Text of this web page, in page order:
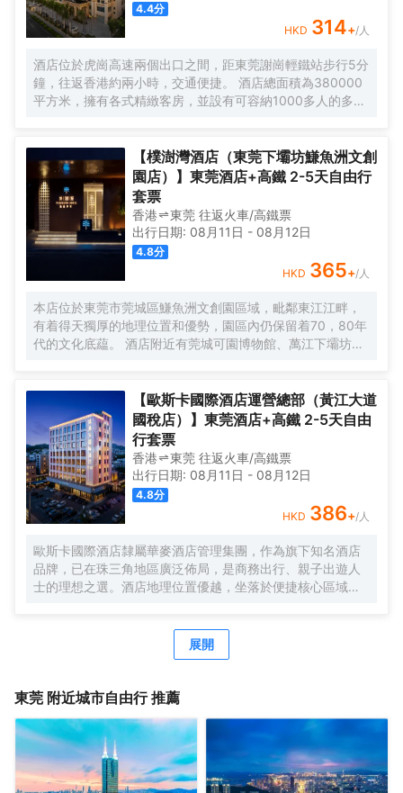
4.4分
HKD 314+/人
酒店位於虎崗高速兩個出口之間，距東莞謝崗輕鐵站步行5分
鐘，往返香港約兩小時，交通便捷。 酒店總面積為380000
平方米，擁有各式精緻客房，並設有可容納1000多人的多功
進的音響設備的KTV，各項設施一應俱全，給您帶來上佳的
入住體驗。
【樸澍灣酒店（東莞下壩坊鰜魚洲文創
園店）】東莞酒店+高鐵 2-5天自由行
套票
香港 東莞 往返火車/高鐵票
出行日期: 08月11日 - 08月12日
4.8分
HKD 365+/人
本店位於東莞市莞城區鰜魚洲文創園區域，毗鄰東江江畔，
有着得天獨厚的地理位置和優勢，園區內仍保留着70，80年
代的文化底藴。 酒店附近有莞城可園博物館、萬江下壩坊、
場、酒店周圍生活設施完善有眾多餐飲、休閒飲品店、出行
便利，吃喝玩樂一應俱全。 本店地理位置佳，希望創造「自
然感官主義風格」將當地文化特色和自然風景融入，是以“隱
逸於市”為主題的高端酒店，周邊綠樹成蔭、具有自然氣息，
酒店倡導貼心與質感兼具的服務態度，在每一個細節處給您
更親切的體驗，能真實地為客人提供一個親近自然的環境，
使客人在入住酒店後可以享受到獨特的體驗。 酒店內部裝飾
雅緻、臻於細節，擁有各類豪華客房共計多間，酒店客房內
配套設施一應俱全，三秒熱水淋浴花灑、智能家電、千兆光
纖無縫接入、wifi覆蓋。酒店同時配備地面停車場、智能機器
人送物、中西自助式早餐廳、多功能會議室、自助洗衣房及
寬敞的閲讀會友書吧等配套，為您提供一個自在、放鬆、休
的入住體驗與您隨行，是您商務及旅行出行的優質選擇。
【歐斯卡國際酒店運營總部（黃江大道
國稅店）】東莞酒店+高鐵 2-5天自由
行套票
香港 東莞 往返火車/高鐵票
出行日期: 08月11日 - 08月12日
4.8分
HKD 386+/人
歐斯卡國際酒店隸屬華麥酒店管理集團，作為旗下知名酒店
品牌，已在珠三角地區廣泛佈局，是商務出行、親子出遊人
士的理想之選。​酒店地理位置優越，坐落於便捷核心區域，
樟木頭高鐵站、大朗高鐵站、常平高鐵站近在咫尺，輕鬆實
現快速出行，無論是出差趕高鐵，還是開啟一場說走就走的
著名的觀音山旅遊風景區和隱賢山莊距離酒店不遠。賓客在
的寧靜與壯美，漫步山林，呼吸清新空氣，領略獨特的自然
風光和深厚的文化底藴；也能前往隱賢山莊，開啟一段歡樂
刺激的遊玩之旅，享受親子時光，體驗各種精彩的遊樂設
施。​此外，酒店還配備了一系列高品質的設施與服務，客房
展開
東莞附近城市自由行 推薦